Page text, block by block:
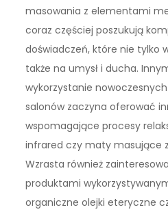
masowania z elementami
coraz częściej poszukują
doświadczeń, które nie tylko
także na umysł i ducha.
wykorzystanie
salonów zaczyna oferować
wspomagające procesy
infrared czy maty masujące
Wzrasta również
produktami
organiczne olejki eteryczne